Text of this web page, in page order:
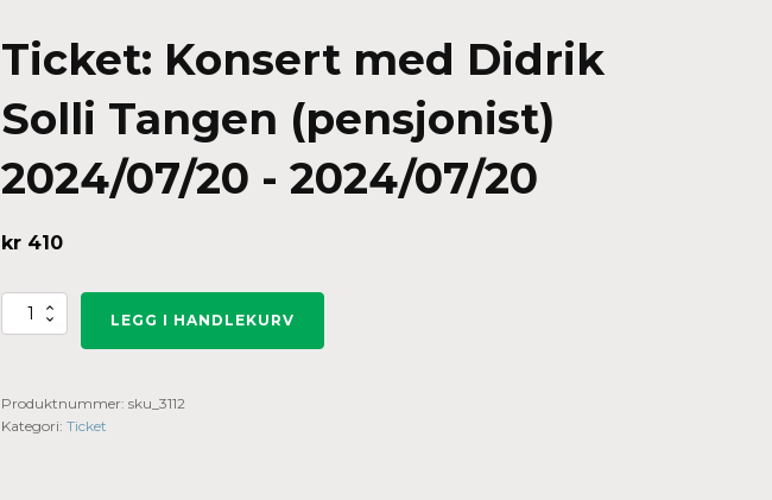
Ticket: Konsert med Didrik
Solli Tangen (pensjonist)
2024/07/20 - 2024/07/20
kr410
Ticket:
Konsert
Tangen
(pensjonist)
LEGG I HANDLEKURV
Produktnummer: sku_3112
Kategori: Ticket